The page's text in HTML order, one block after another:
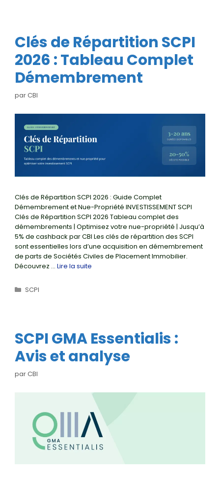
Clés de Répartition SCPI
2026 : Tableau Complet
Démembrement
parCBI
Clés de Répartition SCPI 2026 : Guide Complet
Démembrement et Nue-Propriété INVESTISSEMENT SCPI
Clés de Répartition SCPI 2026 Tableau complet des
démembrements | Optimisez votre nue-propriété | Jusqu’à
5% de cashback par CBI Les clés de répartition des SCPI
sont essentielles lors d’une acquisition en démembrement
de parts de Sociétés Civiles de Placement Immobilier.
Découvrez … Lire la suite
Catégories
SCPI
SCPI GMA Essentialis :
Avis et analyse
parCBI